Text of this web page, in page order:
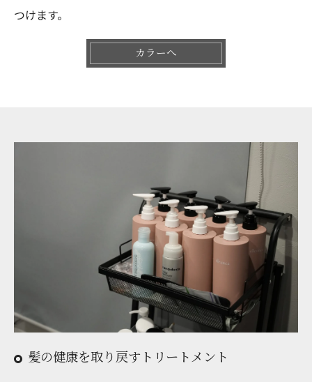
つけます。
カラーへ
髪の健康を取り戻すトリートメント